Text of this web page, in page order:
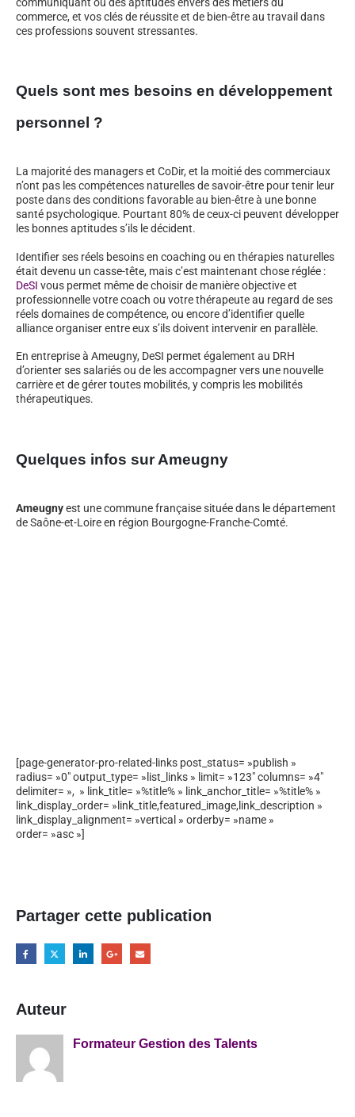
commerce, et vos clés de réussite et de bien-être au travail dans
ces professions souvent stressantes.
Quels sont mes besoins en développement
personnel ?
La majorité des managers et CoDir, et la moitié des commerciaux
n’ont pas les compétences naturelles de savoir-être pour tenir leur
poste dans des conditions favorable au bien-être à une bonne
santé psychologique. Pourtant 80% de ceux-ci peuvent développer
les bonnes aptitudes s’ils le décident.
Identifier ses réels besoins en coaching ou en thérapies naturelles
était devenu un casse-tête, mais c’est maintenant chose réglée :
DeSI vous permet même de choisir de manière objective et
professionnelle votre coach ou votre thérapeute au regard de ses
réels domaines de compétence, ou encore d’identifier quelle
alliance organiser entre eux s’ils doivent intervenir en parallèle.
En entreprise à Ameugny, DeSI permet également au DRH
d’orienter ses salariés ou de les accompagner vers une nouvelle
carrière et de gérer toutes mobilités, y compris les mobilités
thérapeutiques.
Quelques infos sur Ameugny
Ameugnyest une commune française située dans le département
de Saône-et-Loire en région Bourgogne-Franche-Comté.
[page-generator-pro-related-links post_status= »publish »
radius= »0″ output_type= »list_links » limit= »123″ columns= »4″
delimiter= », » link_title= »%title% » link_anchor_title= »%title% »
link_display_order= »link_title,featured_image,link_description »
link_display_alignment= »vertical » orderby= »name »
order= »asc »]
Partager cette publication
Auteur
Formateur Gestion des Talents